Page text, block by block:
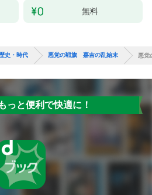
無料
歴史・時代 悪党の戦旗 嘉吉の乱始末 悪党
っと便利で快適に！